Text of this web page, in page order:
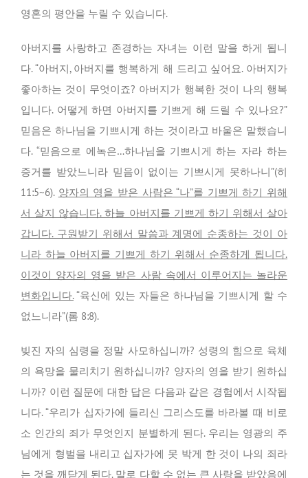
영혼의 평안을 누릴 수 있습니다.
아버지를 사랑하고 존경하는 자녀는 이런 말을 하게 됩니
다. “아버지, 아버지를 행복하게 해 드리고 싶어요. 아버지가
좋아하는 것이 무엇이죠? 아버지가 행복한 것이 나의 행복
입니다. 어떻게 하면 아버지를 기쁘게 해 드릴 수 있나요?”
믿음은 하나님을 기쁘시게 하는 것이라고 바울은 말했습니
다. “믿음으로 에녹은…하나님을 기쁘시게 하는 자라 하는
증거를 받았느니라 믿음이 없이는 기쁘시게 못하나니”(히
11:5~6). 양자의 영을 받은 사람은 “나”를 기쁘게 하기 위해
서 살지 않습니다. 하늘 아버지를 기쁘게 하기 위해서 살아
갑니다. 구원받기 위해서 말씀과 계명에 순종하는 것이 아
니라 하늘 아버지를 기쁘게 하기 위해서 순종하게 됩니다.
이것이 양자의 영을 받은 사람 속에서 이루어지는 놀라운
변화입니다.“육신에 있는 자들은 하나님을 기쁘시게 할 수
없느니라”(롬 8:8).
빚진 자의 심령을 정말 사모하십니까? 성령의 힘으로 육체
의 욕망을 물리치기 원하십니까? 양자의 영을 받기 원하십
니까? 이런 질문에 대한 답은 다음과 같은 경험에서 시작됩
니다. “우리가 십자가에 들리신 그리스도를 바라볼 때 비로
소 인간의 죄가 무엇인지 분별하게 된다. 우리는 영광의 주
님에게 형벌을 내리고 십자가에 못 박게 한 것이 나의 죄라
는 것을 깨닫게 된다. 말로 다할 수 없는 큰 사랑을 받았음에